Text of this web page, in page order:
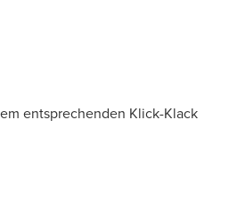
entsprechenden Klick-Klack